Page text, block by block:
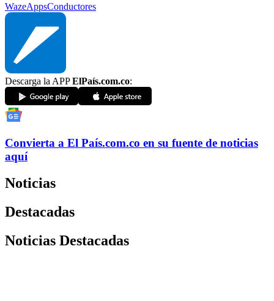
WazeAppsConductores
Descarga la APPElPaís.com.co:
Convierta a El País.com.co en su fuente de noticias
aquí
Noticias
Destacadas
Noticias Destacadas